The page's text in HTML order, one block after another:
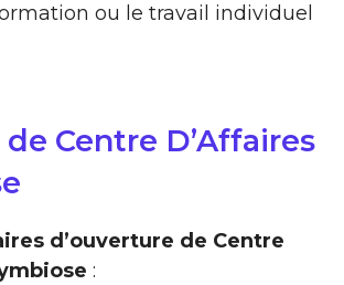
ou le travail individuel
Centre D’Affaires
d’ouverture de Centre
: